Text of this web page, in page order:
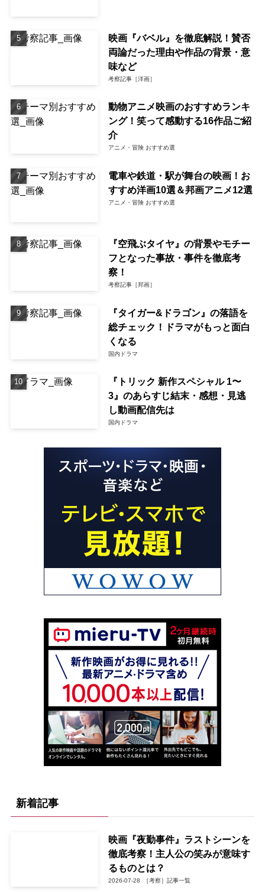
映画『バベル』を徹底解説！賛否
両論だった理由や作品の背景・意
味など
考察記事［洋画］
動物アニメ映画のおすすめランキ
ング！笑って感動する16作品ご紹
介
アニメ・冒険 おすすめ選
電車や鉄道・駅が舞台の映画！お
すすめ洋画10選＆邦画アニメ12選
アニメ・冒険 おすすめ選
『空飛ぶタイヤ』の背景やモチー
フとなった事故・事件を徹底考
察！
考察記事［邦画］
『タイガー&ドラゴン』の落語を
総チェック！ドラマがもっと面白
くなる
国内ドラマ
『トリック 新作スペシャル 1〜
3』のあらすじ結末・感想・見逃
し動画配信先は
国内ドラマ
新着記事
映画『夜勤事件』ラストシーンを
徹底考察！主人公の笑みが意味す
るものとは？
2026-07-28 ［考察］記事一覧